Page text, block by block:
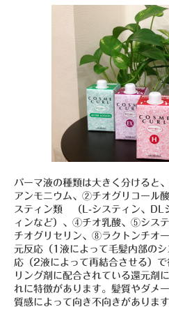
パーマ液の種類は大きく分けると
アンモニウム、②チオグリコール
スティン類 （L-システィン、DL
ィンなど）、④チオ乳酸、⑤シス
チオグリセリン、⑧ラクトンチオ
元反応（1液によって毛髪内部の
応（2液によって再結合させる）
リング剤に配合されている還元剤
れに特徴があります。髪質やダメ
質感によって向き不向きがあります